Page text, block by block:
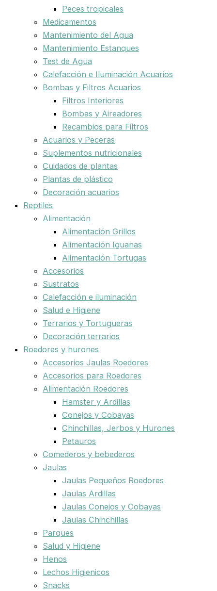
Peces tropicales
Medicamentos
Mantenimiento del Agua
Mantenimiento Estanques
Test de Agua
Calefacción e Iluminación Acuarios
Bombas y Filtros Acuarios
Filtros Interiores
Bombas y Aireadores
Recambios para Filtros
Acuarios y Peceras
Suplementos nutricionales
Cuidados de plantas
Plantas de plástico
Decoración acuarios
Reptiles
Alimentación
Alimentación Grillos
Alimentación Iguanas
Alimentación Tortugas
Accesorios
Sustratos
Calefacción e iluminación
Salud e Higiene
Terrarios y Tortugueras
Decoración terrarios
Roedores y hurones
Accesorios Jaulas Roedores
Accesorios para Roedores
Alimentación Roedores
Hamster y Ardillas
Conejos y Cobayas
Chinchillas, Jerbos y Hurones
Petauros
Comederos y bebederos
Jaulas
Jaulas Pequeños Roedores
Jaulas Ardillas
Jaulas Conejos y Cobayas
Jaulas Chinchillas
Parques
Salud y Higiene
Henos
Lechos Higienicos
Snacks